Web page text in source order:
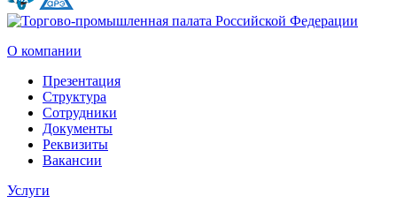
О компании
Презентация
Структура
Сотрудники
Документы
Реквизиты
Вакансии
Услуги